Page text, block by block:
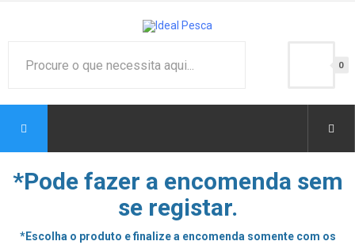
0
*Pode fazer a encomenda sem
se registar.
*Escolha o produto e finalize a encomenda somente com os